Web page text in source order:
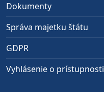
Dokumenty
Správa majetku štátu
GDPR
Vyhlásenie o prístupnosti